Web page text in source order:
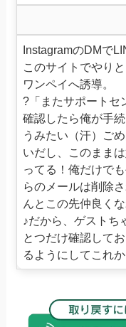
InstagramのDMで
このサイトでやり
ワンペイへ誘導。
?「またサポートセ
確認したら俺が手
うみたい（汗）ご
いだし、このまま
ってる！俺だけで
らのメールは削除
んとこの先仲良く
♪だから、ゲストち
とつだけ確認して
るようにしてこれ